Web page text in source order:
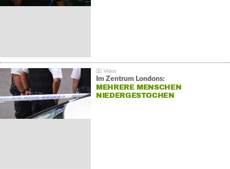
Im Zentrum Londons:
MEHRERE MENSCHEN
NIEDERGESTOCHEN